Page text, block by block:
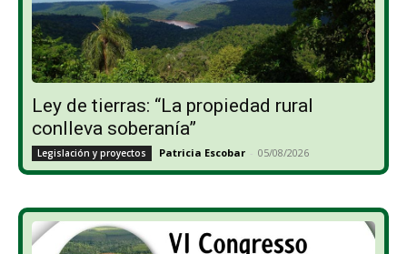
Ley de tierras: “La propiedad rural
conlleva soberanía”
Legislación y proyectos Patricia Escobar - 05/08/2026